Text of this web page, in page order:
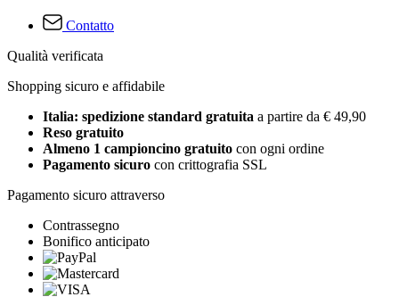
Contatto
Qualità verificata
Shopping sicuro e affidabile
Italia: spedizione standard gratuita a partire da € 49,90
Reso gratuito
Almeno 1 campioncino gratuito con ogni ordine
Pagamento sicuro con crittografia SSL
Pagamento sicuro attraverso
Contrassegno
Bonifico anticipato